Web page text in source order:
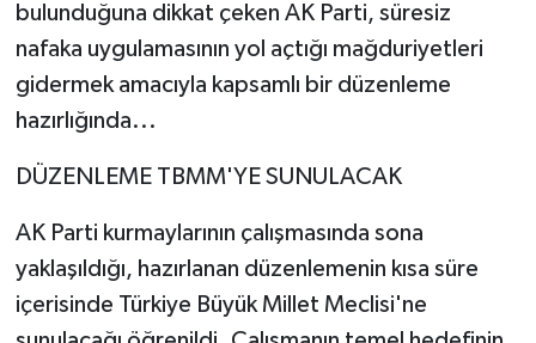
bulunduğuna dikkat çeken AK Parti, süresiz
nafaka uygulamasının yol açtığı mağduriyetleri
gidermek amacıyla kapsamlı bir düzenleme
hazırlığında...
DÜZENLEME TBMM'YE SUNULACAK
AK Parti kurmaylarının çalışmasında sona
yaklaşıldığı, hazırlanan düzenlemenin kısa süre
içerisinde Türkiye Büyük Millet Meclisi'ne